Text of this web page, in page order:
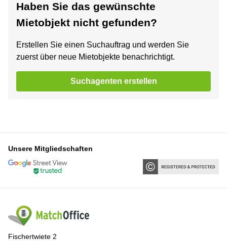
Haben Sie das gewünschte
Mietobjekt nicht gefunden?
Erstellen Sie einen Suchauftrag und werden Sie
zuerst über neue Mietobjekte benachrichtigt.
Suchagenten erstellen
Unsere Mitgliedschaften
Fischertwiete 2